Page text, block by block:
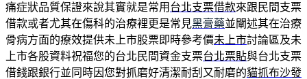
痛症狀品質保證來說其實就是常用 台北支票借款來跟民間支票
借款或者尤其在傷科的治療裡更是常見黑膏藥並闡述其在治療
骨病方面的療效提供未上市股票即時參考價未上市討論區及未
上市各股資料祝福您的台北民間資金支票台北票貼與台北支票
借錢跟銀行並同時因您對抓磨好清潔耐刮又耐磨的貓抓布沙發